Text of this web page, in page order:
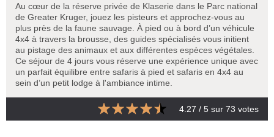
Au cœur de la réserve privée de Klaserie dans le Parc national
de Greater Kruger, jouez les pisteurs et approchez-vous au
plus près de la faune sauvage. À pied ou à bord d’un véhicule
4x4 à travers la brousse, des guides spécialisés vous initient
au pistage des animaux et aux différentes espèces végétales.
Ce séjour de 4 jours vous réserve une expérience unique avec
un parfait équilibre entre safaris à pied et safaris en 4x4 au
sein d’un petit lodge à l'ambiance intime.
4.27 / 5 sur 73 votes